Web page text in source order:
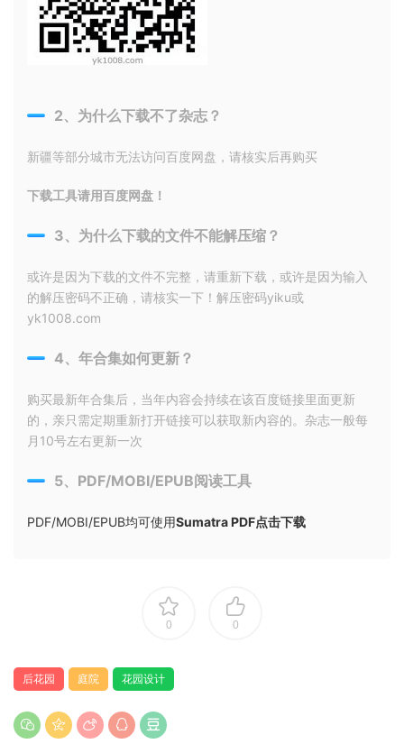
2、为什么下载不了杂志？
新疆等部分城市无法访问百度网盘，请核实后再购买
下载工具请用百度网盘！
3、为什么下载的文件不能解压缩？
或许是因为下载的文件不完整，请重新下载，或许是因为输入
的解压密码不正确，请核实一下！解压密码yiku或
yk1008.com
4、年合集如何更新？
购买最新年合集后，当年内容会持续在该百度链接里面更新
的，亲只需定期重新打开链接可以获取新内容的。杂志一般每
月10号左右更新一次
5、PDF/MOBI/EPUB阅读工具
PDF/MOBI/EPUB均可使用Sumatra PDF点击下载
0 0
后花园 庭院 花园设计